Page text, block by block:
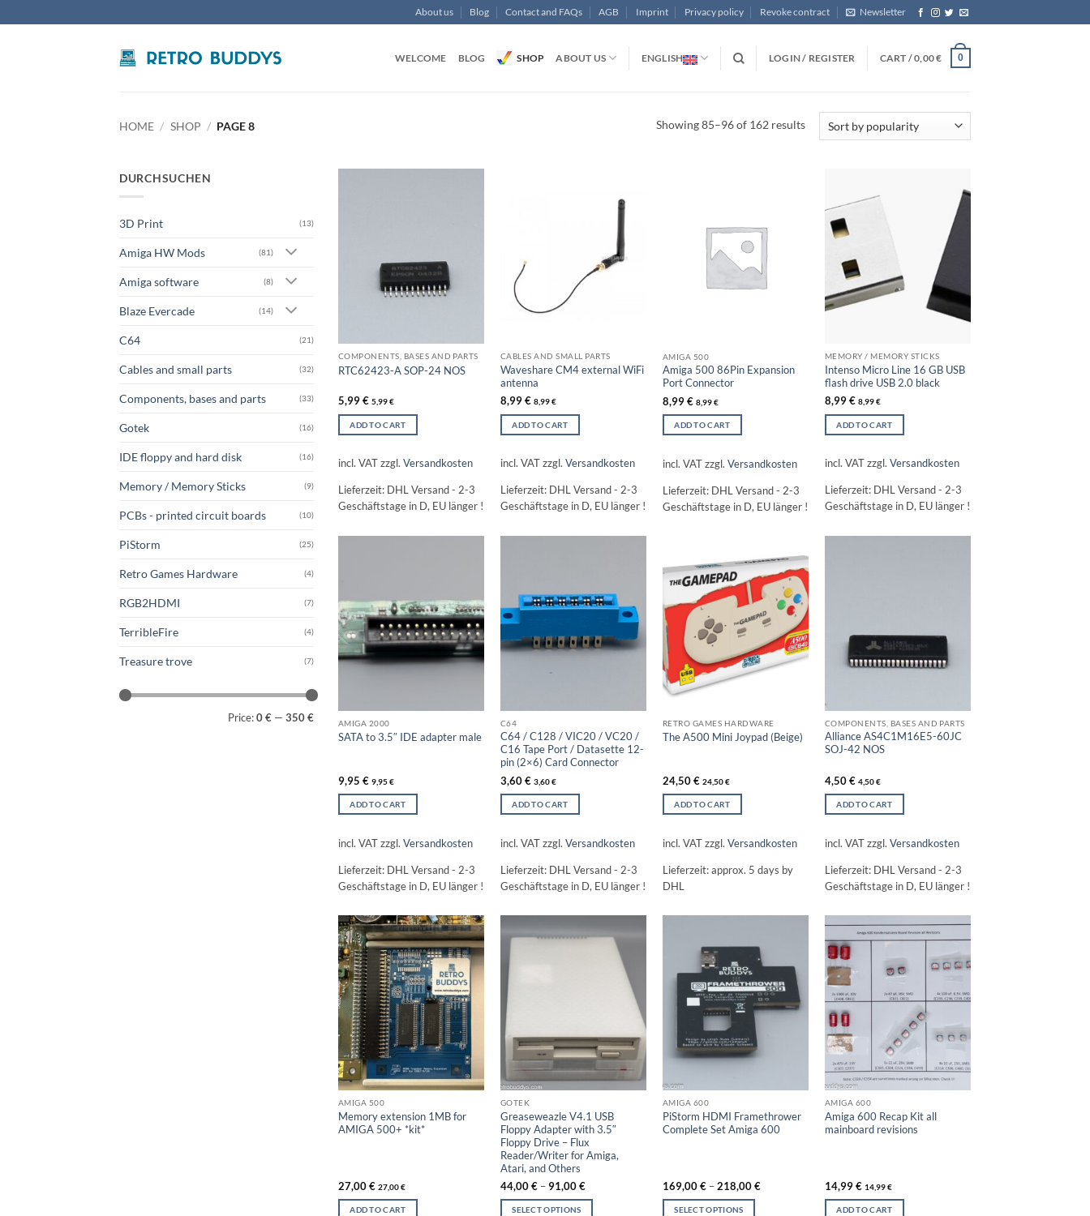
to
About us Blog Contact and FAQs AGB Imprint Privacy policy Revoke contract Newsletter
WELCOME BLOG SHOP ABOUT US ENGLISH LOGIN / REGISTER CART /0,00€ 0
HOME / SHOP / PAGE 8 Showing 85–96 of 162 resultsSorted
DURCHSUCHEN
3D Print (13)
Amiga HW Mods (81)
Amiga software (8)
Blaze Evercade (14)
C64 (21)
Cables and small parts (32)
Components, bases and parts (33)
Gotek (16)
IDE floppy and hard disk (16)
Memory / Memory Sticks (9)
PCBs - printed circuit boards (10)
PiStorm (25)
Retro Games Hardware (4)
RGB2HDMI (7)
TerribleFire (4)
Treasure trove (7)
Price: 0 € — 350 €
COMPONENTS, BASES AND PARTS
RTC62423-A SOP-24 NOS
5,99€ 5,99€
ADD TO CART
incl. VAT zzgl. Versandkosten
Lieferzeit: DHL Versand - 2-3
Geschäftstage in D, EU länger !
CABLES AND SMALL PARTS
Waveshare CM4 external WiFi
antenna
8,99€ 8,99€
ADD TO CART
incl. VAT zzgl. Versandkosten
Lieferzeit: DHL Versand - 2-3
Geschäftstage in D, EU länger !
AMIGA 500
Amiga 500 86Pin Expansion
Port Connector
8,99€ 8,99€
ADD TO CART
incl. VAT zzgl. Versandkosten
Lieferzeit: DHL Versand - 2-3
Geschäftstage in D, EU länger !
MEMORY / MEMORY STICKS
Intenso Micro Line 16 GB USB
flash drive USB 2.0 black
8,99€ 8,99€
ADD TO CART
incl. VAT zzgl. Versandkosten
Lieferzeit: DHL Versand - 2-3
Geschäftstage in D, EU länger !
AMIGA 2000
SATA to 3.5″ IDE adapter male
9,95 € 9,95€
ADD TO CART
incl. VAT zzgl. Versandkosten
Lieferzeit: DHL Versand - 2-3
Geschäftstage in D, EU länger !
C64
C64 / C128 / VIC20 / VC20 /
C16 Tape Port / Datasette 12-
pin (2×6) Card Connector
3,60€ 3,60€
ADD TO CART
incl. VAT zzgl. Versandkosten
Lieferzeit: DHL Versand - 2-3
Geschäftstage in D, EU länger !
RETRO GAMES HARDWARE
The A500 Mini Joypad (Beige)
24,50€ 24,50€
ADD TO CART
incl. VAT zzgl. Versandkosten
Lieferzeit:approx. 5 days by
DHL
COMPONENTS, BASES AND PARTS
Alliance AS4C1M16E5-60JC
SOJ-42 NOS
4,50€ 4,50€
ADD TO CART
incl. VAT zzgl. Versandkosten
Lieferzeit: DHL Versand - 2-3
Geschäftstage in D, EU länger !
AMIGA 500
Memory extension 1MB for
AMIGA 500+ *kit*
27,00€ 27,00€
ADD TO CART
GOTEK
Greaseweazle V4.1 USB
Floppy Adapter with 3.5″
Floppy Drive – Flux
Reader/Writer for Amiga,
Atari, and Others
44,00€–91,00€
SELECT OPTIONS
AMIGA 600
PiStorm HDMI Framethrower
Complete Set Amiga 600
169,00€–218,00€
SELECT OPTIONS
AMIGA 600
Amiga 600 Recap Kit all
mainboard revisions
14,99€ 14,99€
ADD TO CART